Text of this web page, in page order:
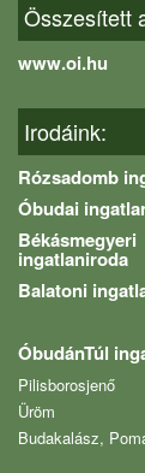
Összesített
www.oi.hu
Irodáink:
Rózsadomb
Óbudai
Békásmegyeri
ingatlaniroda
Balatoni
ÓbudánTúl
Pilisborosjenő
Üröm
Budakalász,